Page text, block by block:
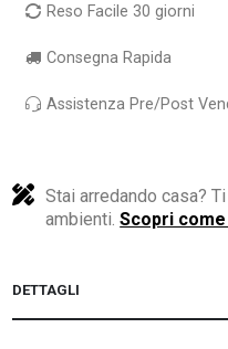
Reso Facile 30 giorni
Consegna Rapida
Assistenza Pre/Post
Stai arredando casa?
ambienti.Scopri come
DETTAGLI